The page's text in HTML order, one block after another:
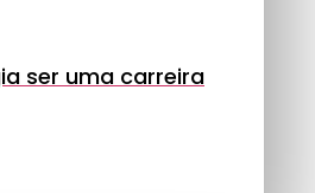
ser uma carreira